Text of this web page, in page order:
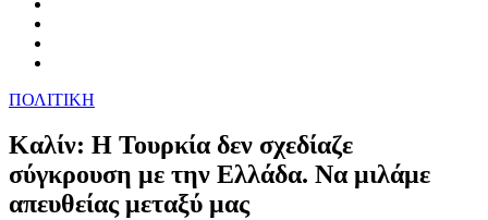
ΠΟΛΙΤΙΚΗ
Καλίν: Η Τουρκία δεν σχεδίαζε
σύγκρουση με την Ελλάδα. Να μιλάμε
απευθείας μεταξύ μας